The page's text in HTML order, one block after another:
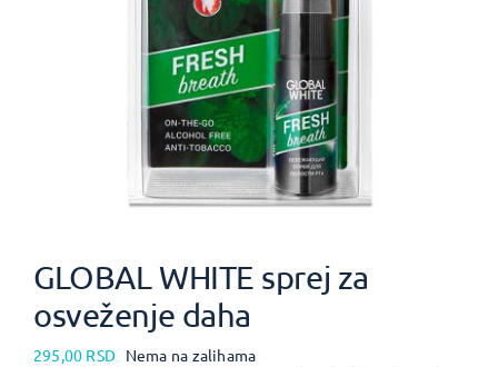
GLOBAL WHITE sprej za
osveženje daha
295,00 RSD Nema na zalihama